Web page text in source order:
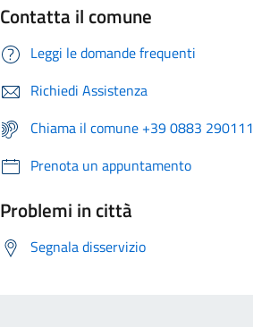
Contatta il comune
Leggi le domande frequenti
Richiedi Assistenza
Chiama il comune +39 0883 290111
Prenota un appuntamento
Problemi in città
Segnala disservizio